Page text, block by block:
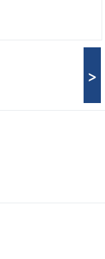
>